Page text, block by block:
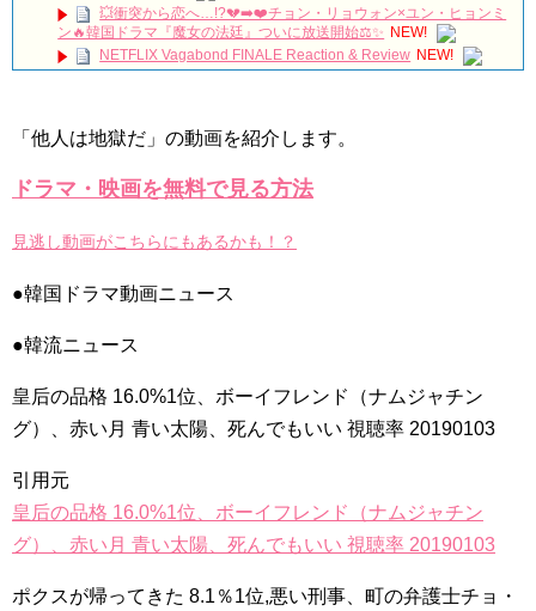
💥衝突から恋へ…!?💔➡️❤️チョン・リョウォン×ユン・ヒョンミ
ン🔥韓国ドラマ『魔女の法廷』ついに放送開始⚖️✨ NEW!
NETFLIX Vagabond FINALE Reaction & Review NEW!
메이킹 괴짜 판사들의 실종된 정의 찾기 프로젝트! ‘이판사판’ 대
アルハンブラ宮殿の思い出 パワータッチ
🎬 최진혁 | 뮤지컬 그날들 트레일러 | 260609~260823 | #최진혁
최진혁아카이브 NEW!
BSJapanext NEW!
ジ」の撮影に復帰へ
について
「退屈だ・暇だ」を韓国語では？「심심하다（シムシマダ）」
について
yoon kyun sang
HSF(126)-윤균상 서울숲 벤치 (YUN Kyunsang)(4)September::
Healing in Seoul Forest (서울숲)
ユン・ギュンサン主演「潜入弁護人」第1回特別公開！
「他人は地獄だ」の動画を紹介します。
ドラマ・映画を無料で見る方法
見逃し動画がこちらにもあるかも！？
●韓国ドラマ動画ニュース
●韓流ニュース
皇后の品格 16.0%1位、ボーイフレンド（ナムジャチン
グ）、赤い月 青い太陽、死んでもいい 視聴率 20190103
引用元
皇后の品格 16.0%1位、ボーイフレンド（ナムジャチン
グ）、赤い月 青い太陽、死んでもいい 視聴率 20190103
ポクスが帰ってきた 8.1％1位,悪い刑事、町の弁護士チョ・